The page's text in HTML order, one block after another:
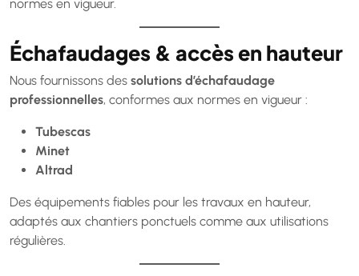
normes en vigueur.
Échafaudages & accès en hauteur
Nous fournissons des solutions d’échafaudage
professionnelles, conformes aux normes en vigueur :
Tubescas
Minet
Altrad
Des équipements fiables pour les travaux en hauteur,
adaptés aux chantiers ponctuels comme aux utilisations
régulières.